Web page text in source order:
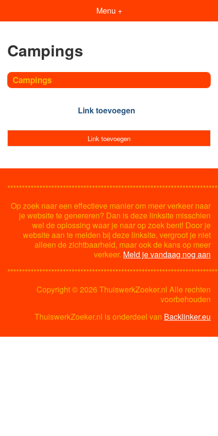
Menu +
Campings
Campings
Link toevoegen
Link toevoegen
Op zoek naar een effectieve manier om meer verkeer naar
je website te genereren? Dan is deze linksite misschien
wel de oplossing waar je naar op zoek bent! Door je
website aan te melden bij deze linksite, vergroot je niet
alleen de zichtbaarheid, maar ook de kans op meer
verkeer. Meld je vandaag nog aan
Copyright ©2026 ThuiswerkZoeker.nl Alle rechten
voorbehouden
ThuiswerkZoeker.nl is onderdeel van Backlinker.eu